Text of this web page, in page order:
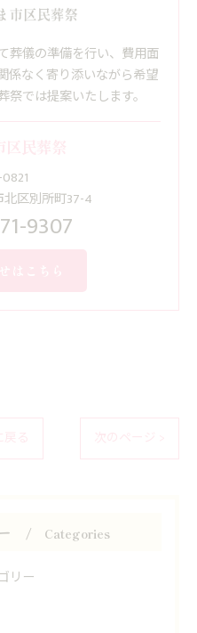
葬儀の準備を行い、費用面
係なく寄り添いながら希望
では提案いたします。
区別所町37-4
9307
Categories
リー